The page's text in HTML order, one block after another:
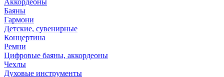
Аккордеоны
Баяны
Гармони
Детские, сувенирные
Концертина
Ремни
Цифровые баяны, аккордеоны
Чехлы
Духовые инструменты